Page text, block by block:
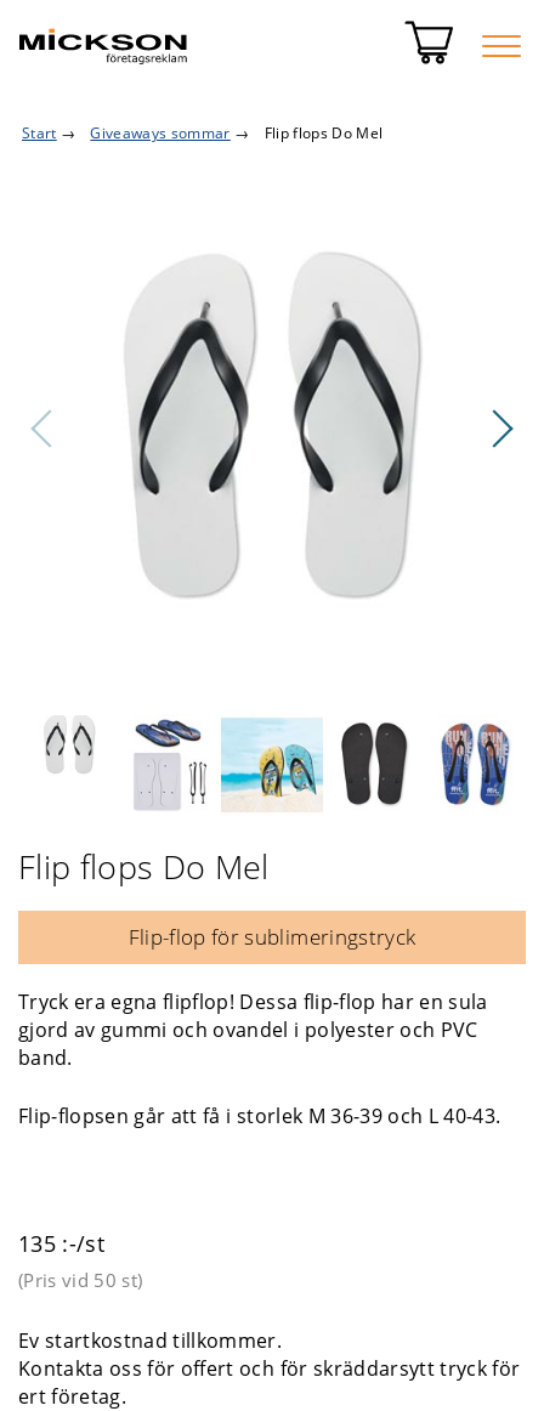
Start → Giveaways sommar → Flip flops Do Mel
Flip flops Do Mel
Flip-flop för sublimeringstryck
Tryck era egna flipflop! Dessa flip-flop har en sula
gjord av gummi och ovandel i polyester och PVC
band.
Flip-flopsen går att få i storlek M 36-39 och L 40-43.
135 :-/st
(Pris vid 50 st)
Ev startkostnad tillkommer.
Kontakta oss för offert och för skräddarsytt tryck för
ert företag.